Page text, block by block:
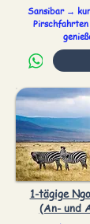
Sansibar →
1-tägige
(An- und